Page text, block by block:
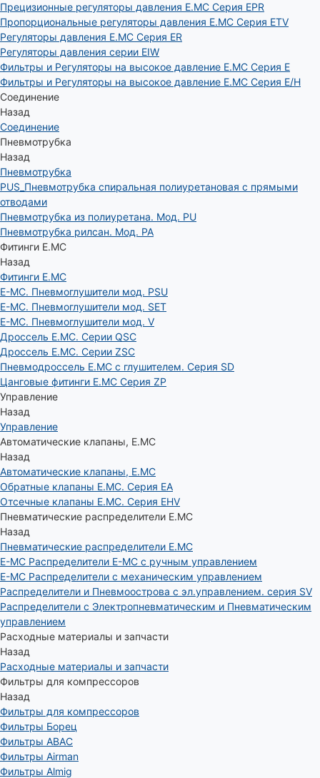
Прецизионные регуляторы давления E.MC Серия EPR
Пропорциональные регуляторы давления E.MC Серия ETV
Регуляторы давления E.MC Серия ER
Регуляторы давления серии EIW
Фильтры и Регуляторы на высокое давление E.MC Серия E
Фильтры и Регуляторы на высокое давление E.MC Серия E/H
Соединение
Назад
Соединение
Пневмотрубка
Назад
Пневмотрубка
PUS_Пневмотрубка спиральная полиуретановая с прямыми
отводами
Пневмотрубка из полиуретана. Мод. РU
Пневмотрубка рилсан. Мод. PA
Фитинги E.MC
Назад
Фитинги E.MC
E-MC. Пневмоглушители мод. PSU
E-MC. Пневмоглушители мод. SET
E-MC. Пневмоглушители мод. V
Дроссель E.MC. Серии QSC
Дроссель E.MC. Серии ZSC
Пневмодроссель E.MC с глушителем. Серия SD
Цанговые фитинги E.MC Серия ZP
Управление
Назад
Управление
Автоматические клапаны, Е.МС
Назад
Автоматические клапаны, Е.МС
Обратные клапаны E.MC. Серия EA
Отсечные клапаны E.MC. Серия EHV
Пневматические распределители E.MC
Назад
Пневматические распределители E.MC
E-MC Распределители E-MC с ручным управлением
E-MC Распределители с механическим управлением
Распределители и Пневмоострова с эл.управлением. серия SV
Распределители с Электропневматическим и Пневматическим
управлением
Расходные материалы и запчасти
Назад
Расходные материалы и запчасти
Фильтры для компрессоров
Назад
Фильтры для компрессоров
Фильтры Борец
Фильтры ABAC
Фильтры Airman
Фильтры Almig